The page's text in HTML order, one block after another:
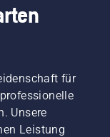
für
Unsere
Leistung